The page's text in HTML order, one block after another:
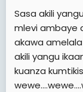
Sasa akili
mlevi ambaye
akawa
akili yangu
kuanza